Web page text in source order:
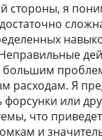
стороны, я
большим
расходам. Я
форсунки или
что
и